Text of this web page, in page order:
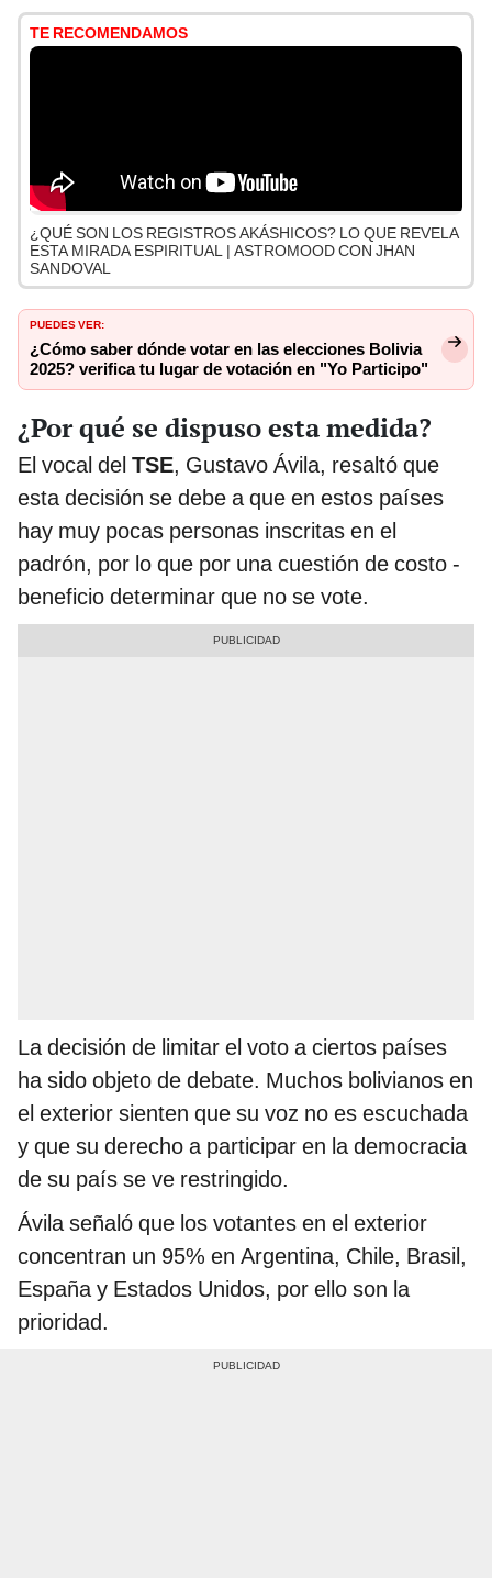
TE RECOMENDAMOS
¿QUÉ SON LOS REGISTROS AKÁSHICOS? LO QUE REVELA
ESTA MIRADA ESPIRITUAL | ASTROMOOD CON JHAN
SANDOVAL
PUEDES VER:
¿Cómo saber dónde votar en las elecciones Bolivia
2025? verifica tu lugar de votación en "Yo Participo"
¿Por qué se dispuso esta medida?
El vocal del TSE, Gustavo Ávila, resaltó que
esta decisión se debe a que en estos países
hay muy pocas personas inscritas en el
padrón, por lo que por una cuestión de costo -
beneficio determinar que no se vote.
La decisión de limitar el voto a ciertos países
ha sido objeto de debate. Muchos bolivianos en
el exterior sienten que su voz no es escuchada
y que su derecho a participar en la democracia
de su país se ve restringido.
Ávila señaló que los votantes en el exterior
concentran un 95% en Argentina, Chile, Brasil,
España y Estados Unidos, por ello son la
prioridad.